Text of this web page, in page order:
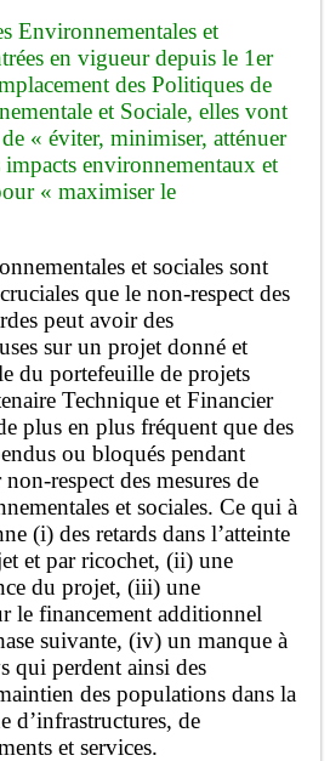
Environnementales et
en vigueur depuis le 1er
des Politiques de
et Sociale, elles vont
« éviter, minimiser, atténuer
impacts environnementaux et
« maximiser le
et sociales sont
que le non-respect des
peut avoir des
sur un projet donné et
du portefeuille de projets
Technique et Financier
plus en plus fréquent que des
ou bloqués pendant
respect des mesures de
et sociales. Ce qui à
(i) des retards dans l’atteinte
et par ricochet, (ii) une
du projet, (iii) une
le financement additionnel
suivante, (iv) un manque à
qui perdent ainsi des
des populations dans la
d’infrastructures, de
et services.